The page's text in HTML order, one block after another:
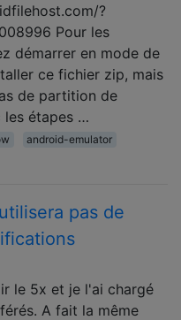
?
Pour les
démarrer en mode de
ce fichier zip, mais
de partition de
les étapes …
android-emulator
pas de
le 5x et je l'ai chargé
A fait la même